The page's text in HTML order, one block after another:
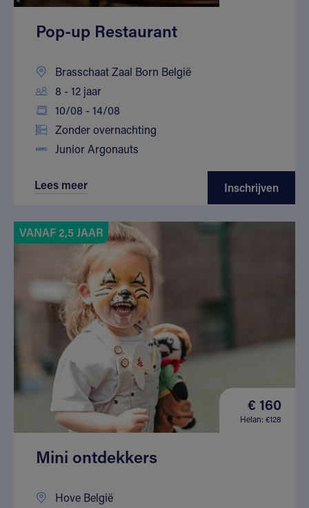
Pop-up Restaurant
Brasschaat Zaal Born België
8 - 12 jaar
10/08 - 14/08
Zonder overnachting
Junior Argonauts
Lees meer Inschrijven
VANAF 2,5 JAAR
€ 160
Helan: €128
Mini ontdekkers
Hove België